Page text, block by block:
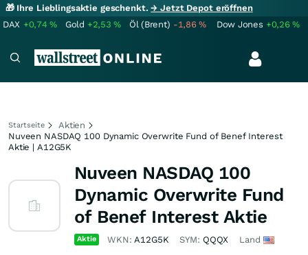
🎁 Ihre Lieblingsaktie geschenkt.→ Jetzt Depot eröffnen
DAX +0,74% Gold +2,53% Öl (Brent) -1,86% Dow Jones +0,26%
Startseite
Aktien
Nuveen NASDAQ 100 Dynamic Overwrite Fund of Benef Interest
Aktie | A12G5K
Nuveen NASDAQ 100
Dynamic Overwrite Fund
of Benef Interest Aktie
Aktie WKN:A12G5K SYM: QQQX Land